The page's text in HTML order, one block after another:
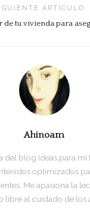
ARTÍCULO
de tu vivienda para
Ahinoam
del blog Ideas para mi
optimizados
Me apasiona la
libre al cuidado de los